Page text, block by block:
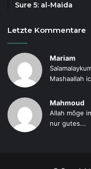
Sure 5: al-Maida
Letzte Kommentare
Mariam
Mashaallah
Mahmoud
Allah mõge
nur gutes...